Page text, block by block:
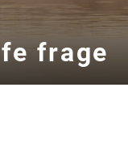
frage